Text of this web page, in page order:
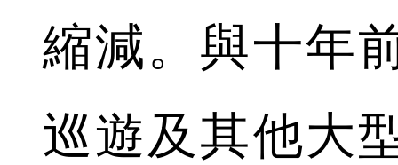
縮減。與十年
巡遊及其他大